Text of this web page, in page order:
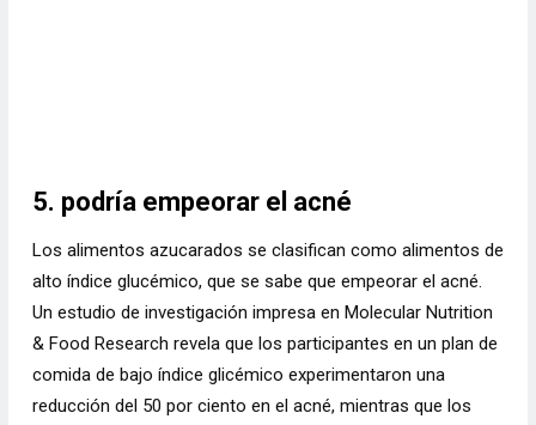
5. podría empeorar el acné
Los alimentos azucarados se clasifican como alimentos de
alto índice glucémico, que se sabe que empeorar el acné.
Un estudio de investigación impresa en Molecular Nutrition
& Food Research revela que los participantes en un plan de
comida de bajo índice glicémico experimentaron una
reducción del 50 por ciento en el acné, mientras que los